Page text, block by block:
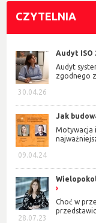
CZYTELNIA
30.04.26
Audyt ISO
Audyt
zgodnego z
09.04.24
Jak
Motywacja
28.07.23
Choć w